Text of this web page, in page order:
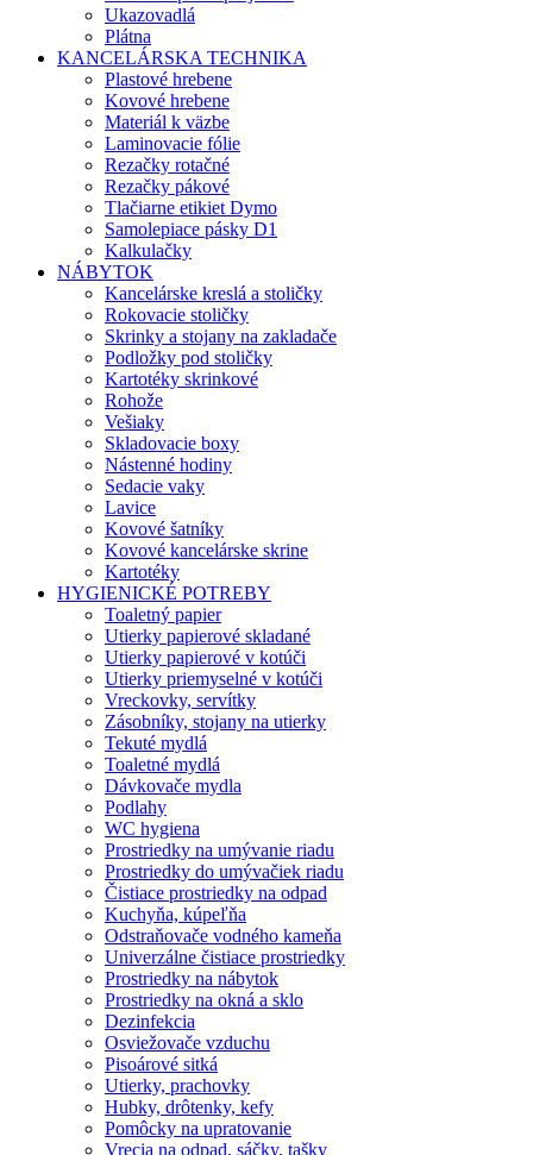
Ukazovadlá
Plátna
KANCELÁRSKA TECHNIKA
Plastové hrebene
Kovové hrebene
Materiál k väzbe
Laminovacie fólie
Rezačky rotačné
Rezačky pákové
Tlačiarne etikiet Dymo
Samolepiace pásky D1
Kalkulačky
NÁBYTOK
Kancelárske kreslá a stoličky
Rokovacie stoličky
Skrinky a stojany na zakladače
Podložky pod stoličky
Kartotéky skrinkové
Rohože
Vešiaky
Skladovacie boxy
Nástenné hodiny
Sedacie vaky
Lavice
Kovové šatníky
Kovové kancelárske skrine
Kartotéky
HYGIENICKÉ POTREBY
Toaletný papier
Utierky papierové skladané
Utierky papierové v kotúči
Utierky priemyselné v kotúči
Vreckovky, servítky
Zásobníky, stojany na utierky
Tekuté mydlá
Toaletné mydlá
Dávkovače mydla
Podlahy
WC hygiena
Prostriedky na umývanie riadu
Prostriedky do umývačiek riadu
Čistiace prostriedky na odpad
Kuchyňa, kúpeľňa
Odstraňovače vodného kameňa
Univerzálne čistiace prostriedky
Prostriedky na nábytok
Prostriedky na okná a sklo
Dezinfekcia
Osviežovače vzduchu
Pisoárové sitká
Utierky, prachovky
Hubky, drôtenky, kefy
Pomôcky na upratovanie
Vrecia na odpad, sáčky, tašky